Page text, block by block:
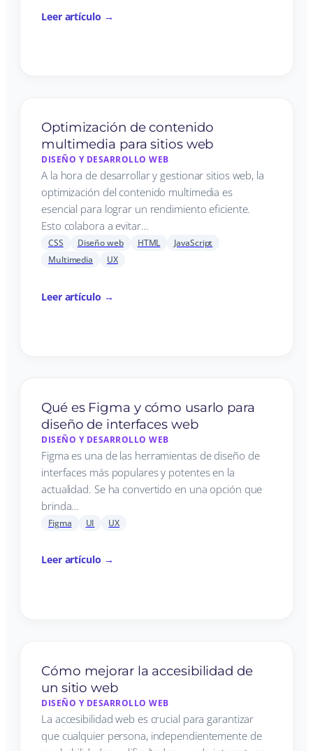
Leer artículo →
Optimización de contenido
multimedia para sitios web
DISEÑO Y DESARROLLO WEB
A la hora de desarrollar y gestionar sitios web, la
optimización del contenido multimedia es
esencial para lograr un rendimiento eficiente.
Esto colabora a evitar…
CSS Diseño web HTML
JavaScript
Multimedia
UX
Leer artículo →
Qué es Figma y cómo usarlo para
diseño de interfaces web
DISEÑO Y DESARROLLO WEB
Figma es una de las herramientas de diseño de
interfaces más populares y potentes en la
actualidad. Se ha convertido en una opción que
brinda…
Figma UI UX
Leer artículo →
Cómo mejorar la accesibilidad de
un sitio web
DISEÑO Y DESARROLLO WEB
La accesibilidad web es crucial para garantizar
que cualquier persona, independientemente de